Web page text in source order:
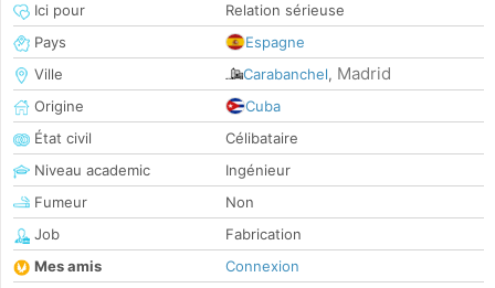
Ici pour
Relation sérieuse
Pays
Espagne
Ville
Carabanchel, Madrid
Origine
Cuba
État civil
Célibataire
Niveau academic
Ingénieur
Fumeur
Non
Job
Fabrication
Mes amis
Connexion